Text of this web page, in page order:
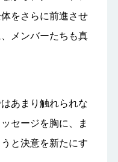
をさらに前進させ
メンバーたちも真
あまり触れられな
セージを胸に、ま
と決意を新たにす